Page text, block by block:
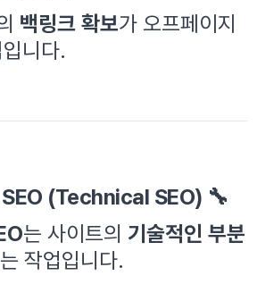
백링크 확보가 오프페이지
니다.
SEO (Technical SEO) 🔧
는 사이트의 기술적인 부분
작업입니다.